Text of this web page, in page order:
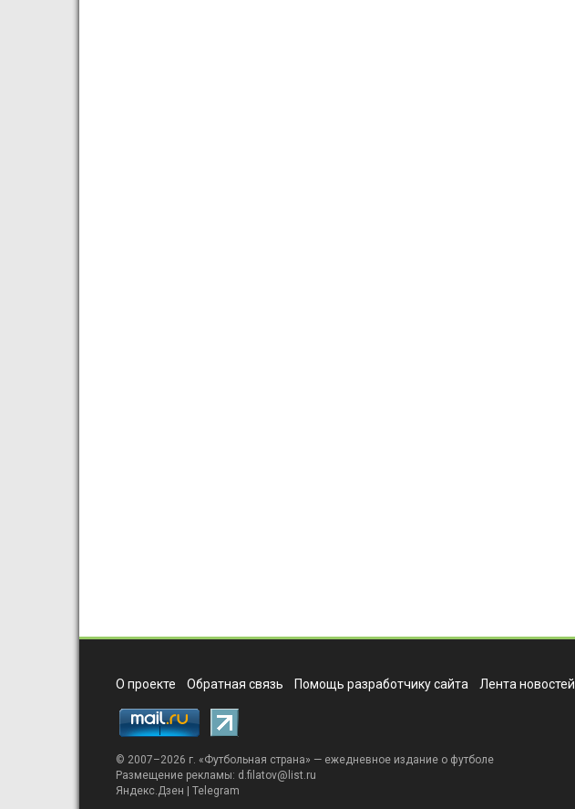
О проекте Обратная связь Помощь разработчику сайта Лента новостей
© 2007–2026 г. «Футбольная страна» — ежедневное издание о футболе
Размещение рекламы: d.filatov@list.ru
Яндекс.Дзен | Telegram